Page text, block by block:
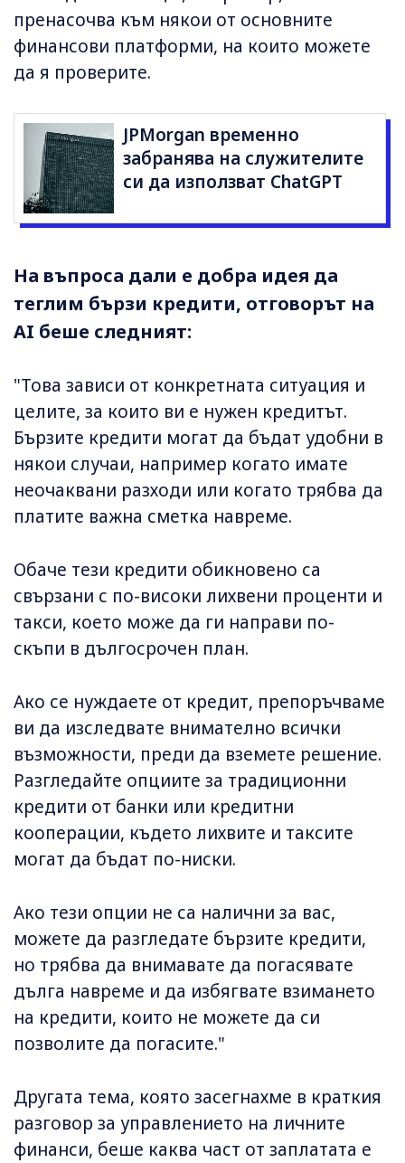
пренасочва към някои от основните
финансови платформи, на които можете
да я проверите.
JPMorgan временно
забранява на служителите
си да използват ChatGPT
На въпроса дали е добра идея да
теглим бързи кредити, отговорът на
AI беше следният:
"Това зависи от конкретната ситуация и
целите, за които ви е нужен кредитът.
Бързите кредити могат да бъдат удобни в
някои случаи, например когато имате
неочаквани разходи или когато трябва да
платите важна сметка навреме.
Обаче тези кредити обикновено са
свързани с по-високи лихвени проценти и
такси, което може да ги направи по-
скъпи в дългосрочен план.
Ако се нуждаете от кредит, препоръчваме
ви да изследвате внимателно всички
възможности, преди да вземете решение.
Разгледайте опциите за традиционни
кредити от банки или кредитни
кооперации, където лихвите и таксите
могат да бъдат по-ниски.
Ако тези опции не са налични за вас,
можете да разгледате бързите кредити,
но трябва да внимавате да погасявате
дълга навреме и да избягвате взимането
на кредити, които не можете да си
позволите да погасите."
Другата тема, която засегнахме в краткия
разговор за управлението на личните
финанси, беше каква част от заплатата е